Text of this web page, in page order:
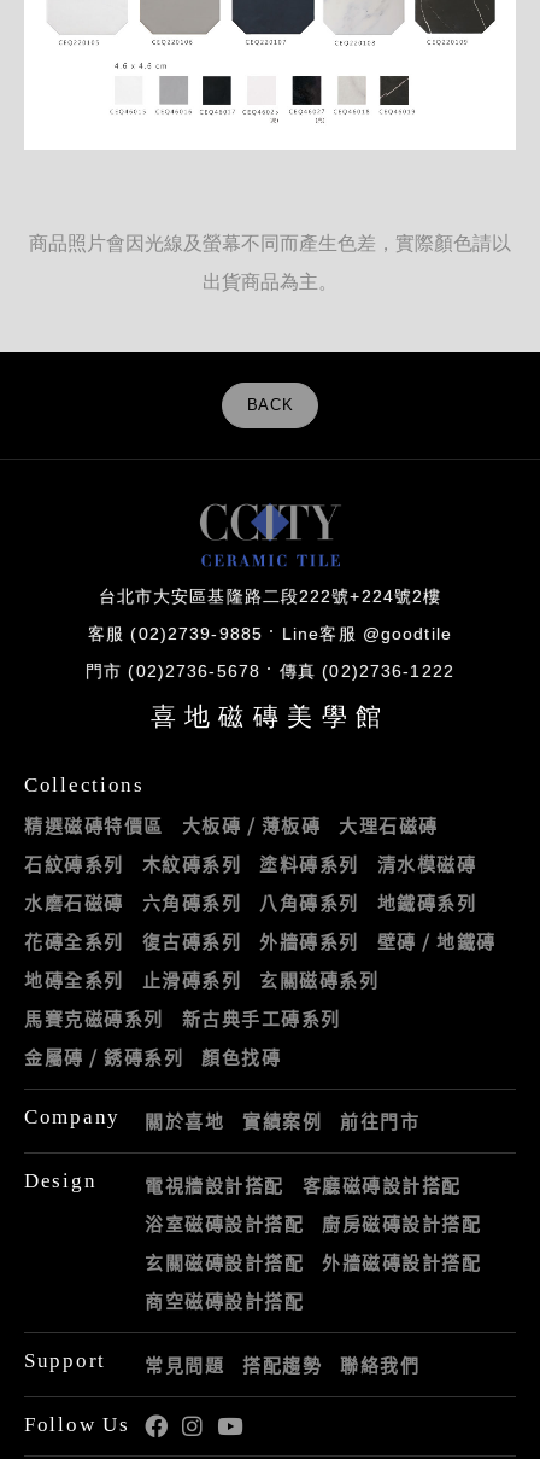
商品照片會因光線及螢幕不同而產生色差，實際顏色請以
出貨商品為主。
BACK
台北市大安區基隆路二段222號+224號2樓
客服 (02)2739-9885 Line客服 @goodtile
門市 (02)2736-5678 傳真 (02)2736-1222
喜地磁磚美學館
Collections
精選磁磚特價區 大板磚 / 薄板磚
大理石磁磚
石紋磚系列
木紋磚系列 塗料磚系列
清水模磁磚
水磨石磁磚
六角磚系列 八角磚系列
地鐵磚系列
花磚全系列
復古磚系列 外牆磚系列
壁磚 / 地鐵磚
地磚全系列
止滑磚系列
玄關磁磚系列
馬賽克磁磚系列
新古典手工磚系列
金屬磚 / 銹磚系列
顏色找磚
Company 關於喜地 實績案例 前往門市
Design 電視牆設計搭配
客廳磁磚設計搭配
浴室磁磚設計搭配
廚房磁磚設計搭配
玄關磁磚設計搭配
外牆磁磚設計搭配
商空磁磚設計搭配
Support 常見問題 搭配趨勢 聯絡我們
Follow Us